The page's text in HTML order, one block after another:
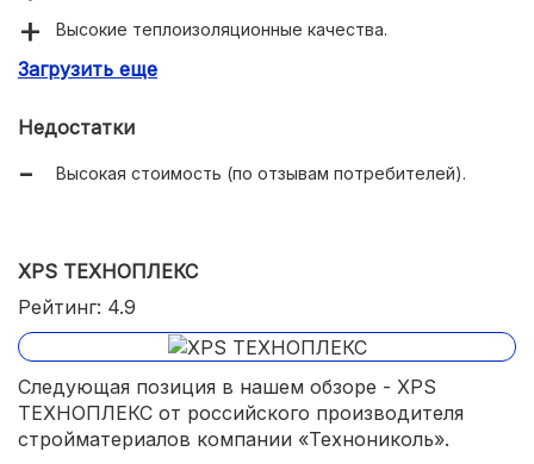
Высокие теплоизоляционные качества.
Удобный раскрой.
Загрузить еще
Недостатки
Высокая стоимость (по отзывам потребителей).
XPS ТЕХНОПЛЕКС
Рейтинг: 4.9
Следующая позиция в нашем обзоре - XPS
ТЕХНОПЛЕКС от российского производителя
стройматериалов компании «Технониколь».